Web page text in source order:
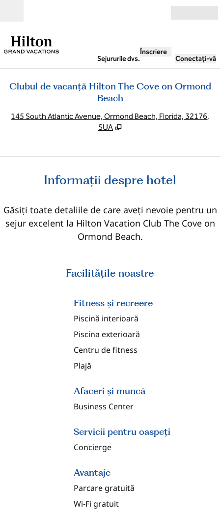
Sejururile dvs.
Înscriere
Conectați-vă
Clubul de vacanță Hilton The Cove on Ormond
Beach
145 South Atlantic Avenue, Ormond Beach, Florida, 32176,
SUA
Informații despre hotel
Găsiți toate detaliile de care aveți nevoie pentru un
sejur excelent la Hilton Vacation Club The Cove on
Ormond Beach.
Facilităţile noastre
Fitness şi recreere
Piscină interioară
Piscina exterioară
Centru de fitness
Plajă
Afaceri și muncă
Business Center
Servicii pentru oaspeți
Concierge
Avantaje
Parcare gratuită
Wi-Fi gratuit